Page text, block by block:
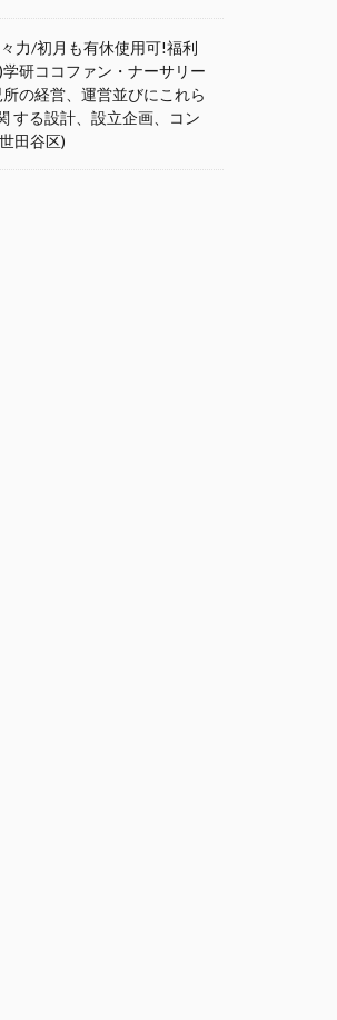
力/初月も有休使用可!福利
研ココファン・ナーサリー
の経営、運営並びにこれら
する設計、設立企画、コン
田谷区)